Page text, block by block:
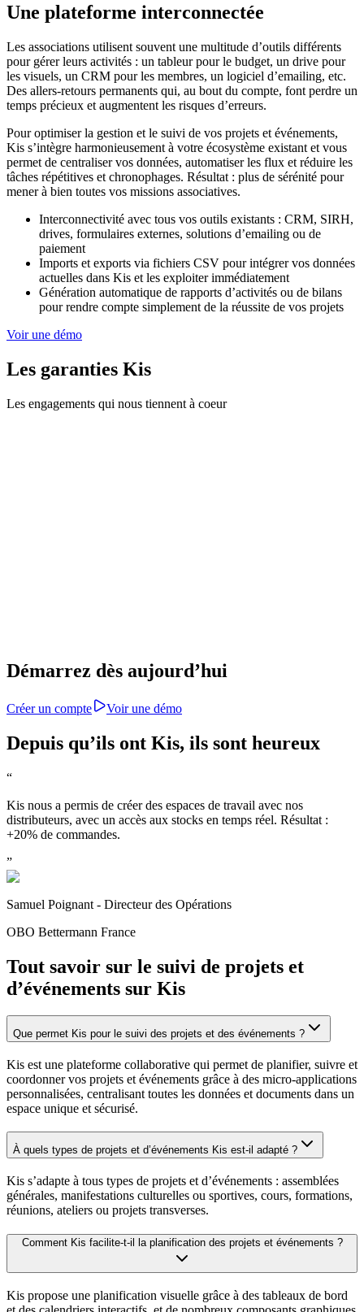
Une plateforme interconnectée
Les associations utilisent souvent une multitude d’outils différents
pour gérer leurs activités : un tableur pour le budget, un drive pour
les visuels, un CRM pour les membres, un logiciel d’emailing, etc.
Des allers-retours permanents qui, au bout du compte, font perdre un
temps précieux et augmentent les risques d’erreurs.
Pour optimiser la gestion et le suivi de vos projets et événements,
Kis s’intègre harmonieusement à votre écosystème existant et vous
permet de centraliser vos données, automatiser les flux et réduire les
tâches répétitives et chronophages. Résultat : plus de sérénité pour
mener à bien toutes vos missions associatives.
Interconnectivité avec tous vos outils existants : CRM, SIRH,
drives, formulaires externes, solutions d’emailing ou de
paiement
Imports et exports via fichiers CSV pour intégrer vos données
actuelles dans Kis et les exploiter immédiatement
Génération automatique de rapports d’activités ou de bilans
pour rendre compte simplement de la réussite de vos projets
Voir une démo
Les garanties Kis
Les engagements qui nous tiennent à coeur
Démarrez dès aujourd’hui
Créer un compte Voir une démo
Depuis qu’ils ont Kis, ils sont heureux
“
Kis nous a permis de créer des espaces de travail avec nos
distributeurs, avec un accès aux stocks en temps réel. Résultat :
+20% de commandes.
”
Samuel Poignant - Directeur des Opérations
OBO Bettermann France
Tout savoir sur le suivi de projets et
d’événements sur Kis
Que permet Kis pour le suivi des projets et des événements ?
Kis est une plateforme collaborative qui permet de planifier, suivre et
coordonner vos projets et événements grâce à des micro-applications
personnalisées, centralisant toutes les données et documents dans un
espace unique et sécurisé.
À quels types de projets et d’événements Kis est-il adapté ?
Kis s’adapte à tous types de projets et d’événements : assemblées
générales, manifestations culturelles ou sportives, cours, formations,
réunions, ateliers ou projets transverses.
Comment Kis facilite-t-il la planification des projets et événements ?
Kis propose une planification visuelle grâce à des tableaux de bord